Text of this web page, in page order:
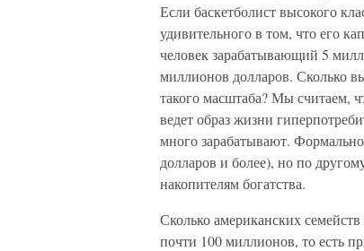
Если баскетболист высокого
удивительного в том, что его
человек зарабатывающий 5
миллионов долларов. Сколько
такого масштаба? Мы считаем,
ведет образ жизни
много зарабатывают.
долларов и более), но по
накопителям богатства.
Сколько американских
почти 100 миллионов, то есть